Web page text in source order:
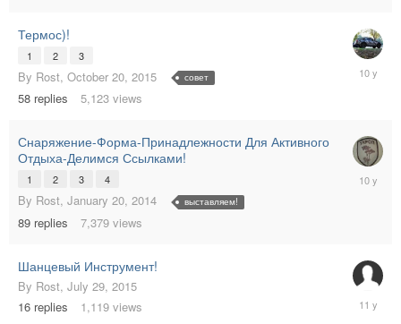
Термос)!
1 2 3
By Rost, October 20, 2015 совет
58 replies 5,123 views
February
17,
Снаряжение-Форма-Принадлежности Для Активного
Отдыха-Делимся Ссылками!
1 2 3 4
By Rost, January 20, 2014 выставляем!
89 replies 7,379 views
October
Шанцевый Инструмент!
By Rost, July 29, 2015
16 replies 1,119 views
July
29,